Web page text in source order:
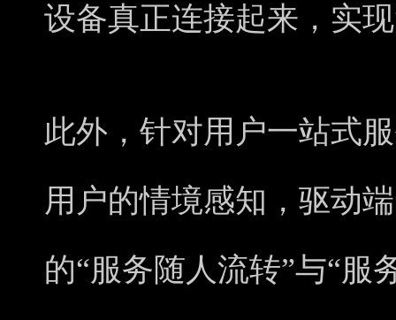
设备真正连接起来，实
此外，针对用户一站式
用户的情境感知，驱动
的“服务随人流转”与“服